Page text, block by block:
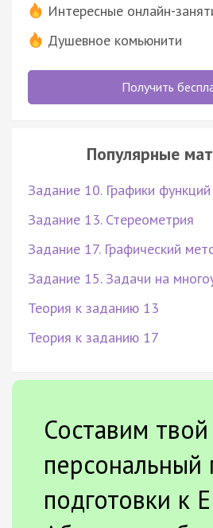
Интересные онлайн-
Душевное комьюнити
Получить
Популярные
Задание 10. Графики функций
Задание 13. Стереометрия
Задание 17. Графический
Задание 15. Задачи на
Теория к заданию 13
Теория к заданию 17
Составим твой
персональный
подготовки к